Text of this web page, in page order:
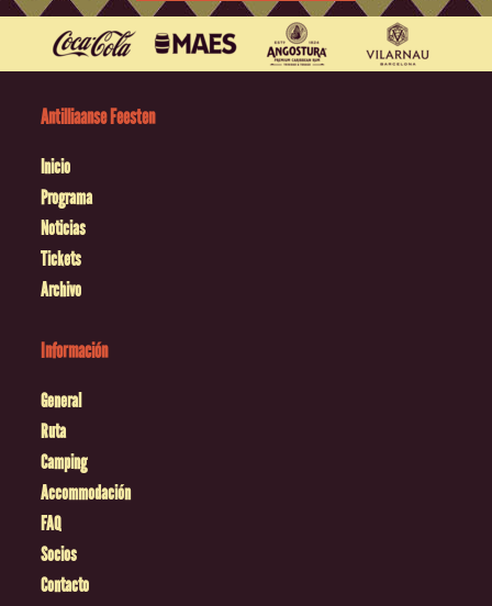
Antilliaanse Feesten
Inicio
Programa
Noticias
Tickets
Archivo
Información
General
Ruta
Camping
Accommodación
FAQ
Socios
Contacto